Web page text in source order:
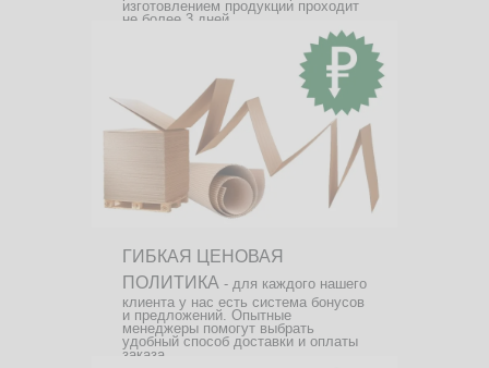
изготовлением продукции проходит
не более 3 дней.
ГИБКАЯ ЦЕНОВАЯ
ПОЛИТИКА - для каждого нашего
клиента у нас есть система бонусов
и предложений. Опытные
менеджеры помогут выбрать
удобный способ доставки и оплаты
заказа.